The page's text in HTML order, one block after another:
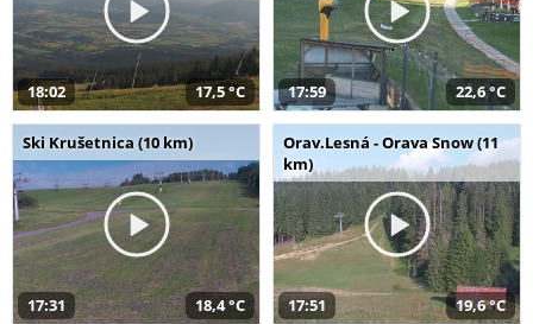
18:02 17,5 °C 17:59 22,6 °C
Ski Krušetnica (10 km)
17:31 18,4 °C
Orav.Lesná - Orava Snow (11
km)
17:51 19,6 °C